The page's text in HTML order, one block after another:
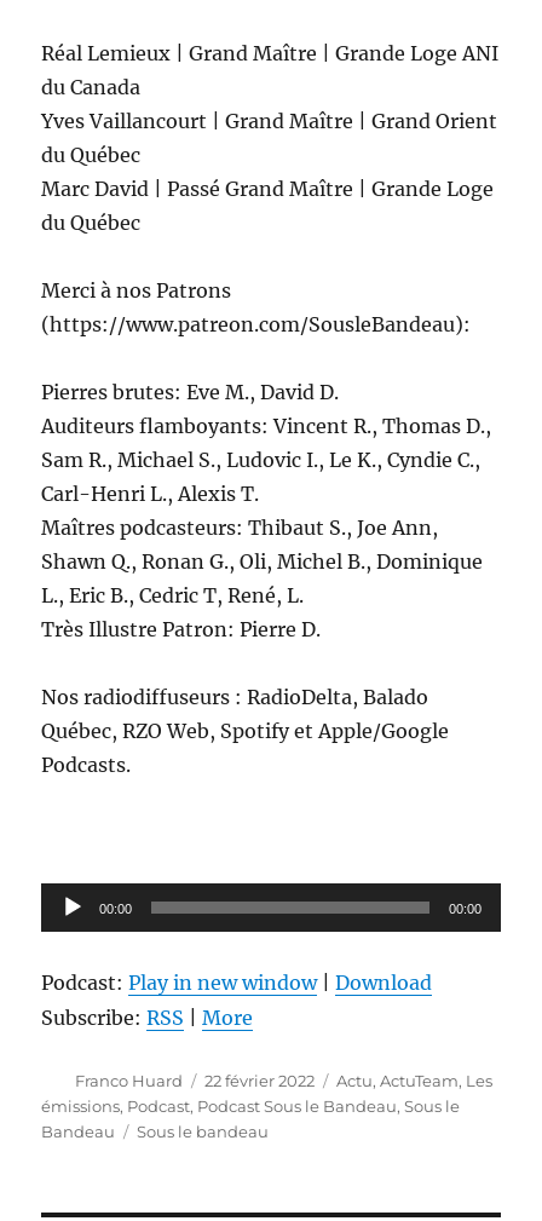
Réal Lemieux | Grand Maître | Grande Loge ANI
du Canada
Yves Vaillancourt | Grand Maître | Grand Orient
du Québec
Marc David | Passé Grand Maître | Grande Loge
du Québec
Merci à nos Patrons
(https://www.patreon.com/SousleBandeau):
Pierres brutes: Eve M., David D.
Auditeurs flamboyants: Vincent R., Thomas D.,
Sam R., Michael S., Ludovic I., Le K., Cyndie C.,
Carl-Henri L., Alexis T.
Maîtres podcasteurs: Thibaut S., Joe Ann,
Shawn Q., Ronan G., Oli, Michel B., Dominique
L., Eric B., Cedric T, René, L.
Très Illustre Patron: Pierre D.
Nos radiodiffuseurs : RadioDelta, Balado
Québec, RZO Web, Spotify et Apple/Google
Podcasts.
Lecteur
audio
00:00 00:00
Podcast:Play in new window|Download
Subscribe:RSS |More
Auteur
Franco Huard
Publié
le
22 février 2022 Catégories
Actu,ActuTeam, Les
émissions, Podcast, Podcast Sous le Bandeau,Sous le
Bandeau
Étiquettes
Sous le bandeau